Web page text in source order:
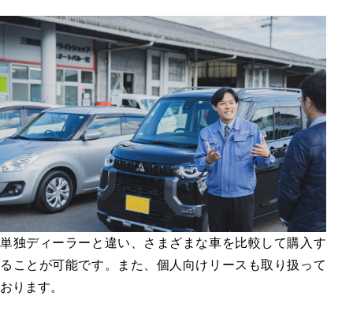
単独ディーラーと違い、さまざまな車を比較して購入す
ることが可能です。また、個人向けリースも取り扱って
おります。